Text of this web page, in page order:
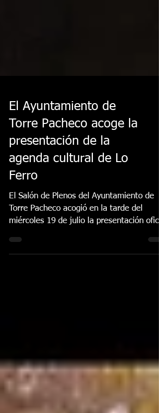
El Ayuntamiento de
Torre Pacheco acoge la
presentación de la
agenda cultural de Lo
Ferro
Torre Pacheco acogió en la tarde del
miércoles 19 de julio la presentación